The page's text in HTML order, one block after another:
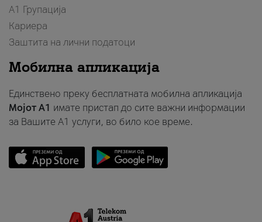
А1 Групација
Кариера
Заштита на лични податоци
Мобилна апликација
Единствено преку бесплатната мобилна апликација
Мојот A1 имате пристап до сите важни информации
за Вашите A1 услуги, во било кое време.